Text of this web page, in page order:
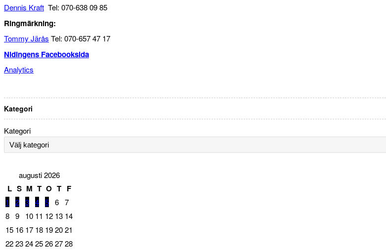
Dennis Kraft Tel: 070-638 09 85
Ringmärkning:
Tommy Järås Tel: 070-657 47 17
Nidingens Facebooksida
Analytics
Kategori
Kategori
augusti 2026
L S M T O T F
1 2 3 4 5 6 7
8 9 10 11 12 13 14
15 16 17 18 192021
22232425262728